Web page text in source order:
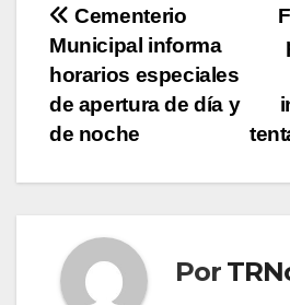
Navegación
de
entradas
Cementerio
Municipal informa
horarios especiales
de apertura de día y
de noche
Por